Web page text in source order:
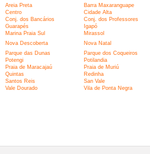
Areia Preta Barra Maxaranguape
Centro Cidade Alta
Conj. dos Bancários Conj. dos Professores
Guarapés Igapó
Marina Praia Sul Mirassol
Nova Descoberta Nova Natal
Parque das Dunas Parque dos Coqueiros
Potengi Potilandia
Praia de Maracajaú Praia de Muriú
Quintas Redinha
Santos Reis San Vale
Vale Dourado Vila de Ponta Negra